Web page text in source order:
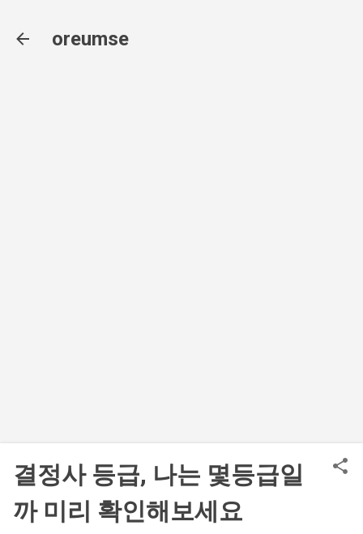
oreumse
결정사 등급, 나는 몇등급일
까 미리 확인해보세요